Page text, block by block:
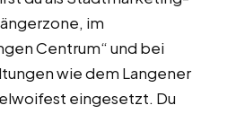
im
Centrum“ und bei
wie dem Langener
eingesetzt. Du